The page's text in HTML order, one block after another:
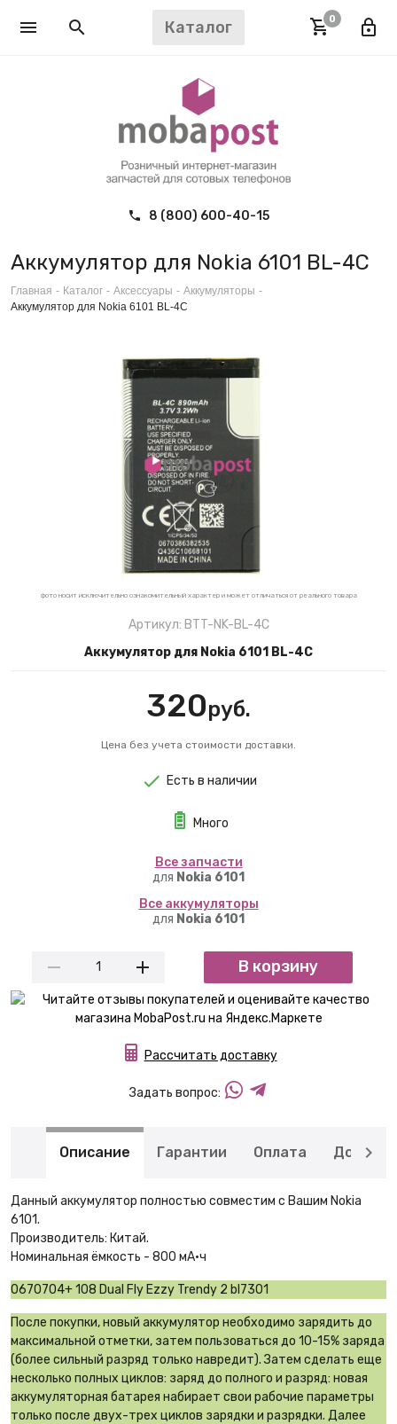
Каталог 0
8 (800) 600-40-15
Аккумулятор для Nokia 6101 BL-4C
Главная - Каталог - Аксессуары - Аккумуляторы -
Аккумулятор для Nokia 6101 BL-4C
фото носит исключительно ознакомительный характер и может отличаться от реального товара
Артикул: BTT-NK-BL-4C
Аккумулятор для Nokia 6101 BL-4C
320руб.
Цена без учета стоимости доставки.
Есть в наличии
Много
Вcе запчасти
для Nokia 6101
Вcе аккумуляторы
для Nokia 6101
В корзину
Рассчитать доставку
Задать вопрос:
Описание Гарантии Оплата
Данный аккумулятор полностью совместим с Вашим Nokia
6101.
Производитель: Китай.
Номинальная ёмкость - 800 мА·ч
0670704+ 108 Dual Fly Ezzy Trendy 2 bl7301
После покупки, новый аккумулятор необходимо зарядить до
максимальной отметки, затем пользоваться до 10-15% заряда
(более сильный разряд только навредит). Затем сделать еще
несколько полных циклов: заряд до полного и разряд: новая
аккумуляторная батарея набирает свои рабочие параметры
только после двух-трех циклов зарядки и разрядки. Далее